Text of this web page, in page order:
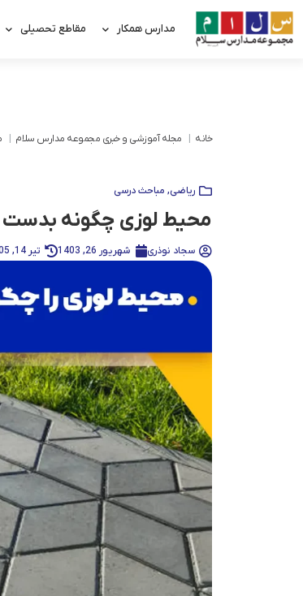
مدارس همکار مقاطع تحصیلی
خانه مجله آموزشی و خبری مجموعه مدارس سلام
ریاضی, مباحث درسی
محیط لوزی چگونه بدست
سجاد نوذری شهریور 26, 1403 تیر 14, 1405